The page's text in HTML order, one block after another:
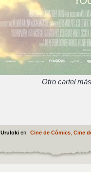
Otro cartel
Uruloki en Cine de Cómics, Cine